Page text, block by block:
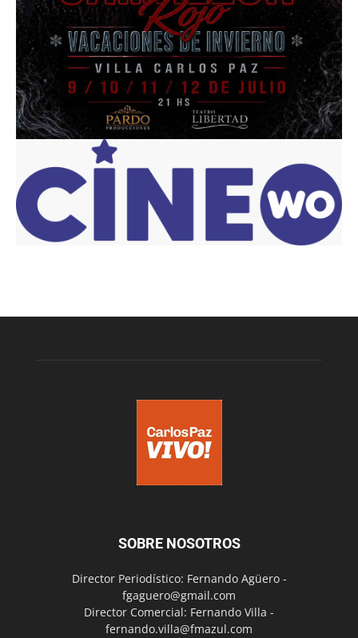
SOBRE NOSOTROS
Director Periodístico: Fernando Agüero -
fgaguero@gmail.com
Director Comercial: Fernando Villa -
fernando.villa@fmazul.com